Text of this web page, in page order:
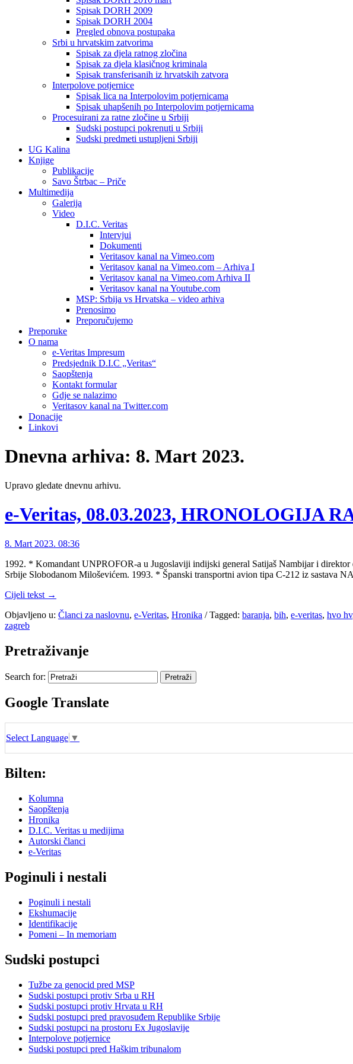
Spisak DORH 2009
Spisak DORH 2004
Pregled obnova postupaka
Srbi u hrvatskim zatvorima
Spisak za djela ratnog zločina
Spisak za djela klasičnog kriminala
Spisak transferisanih iz hrvatskih zatvora
Interpolove potjernice
Spisak lica na Interpolovim potjernicama
Spisak uhapšenih po Interpolovim potjernicama
Procesuirani za ratne zločine u Srbiji
Sudski postupci pokrenuti u Srbiji
Sudski predmeti ustupljeni Srbiji
UG Kalina
Knjige
Publikacije
Savo Štrbac – Priče
Multimedija
Galerija
Video
D.I.C. Veritas
Intervjui
Dokumenti
Veritasov kanal na Vimeo.com
Veritasov kanal na Vimeo.com – Arhiva I
Veritasov kanal na Vimeo.com Arhiva II
Veritasov kanal na Youtube.com
MSP: Srbija vs Hrvatska – video arhiva
Prenosimo
Preporučujemo
Preporuke
O nama
e-Veritas Impresum
Predsjednik D.I.C „Veritas“
Saopštenja
Kontakt formular
Gdje se nalazimo
Veritasov kanal na Twitter.com
Donacije
Linkovi
Dnevna arhiva: 8. Mart 2023.
Upravo gledate dnevnu arhivu.
e-Veritas, 08.03.2023, HRONOLOGIJA
8. Mart 2023. 08:36
1992. * Komandant UNPROFOR-a u Jugoslaviji indijski general Satijaš Nambijar i
Srbije Slobodanom Miloševićem. 1993. * Španski transportni avion tipa C-212 iz sastava
Cijeli tekst →
Objavljeno u: Članci za naslovnu, e-Veritas, Hronika /Tagged: baranja, bih, e-veritas, hvo hv
zagreb
Pretraživanje
Search for:
Google Translate
Select Language ▼
Bilten:
Kolumna
Saopštenja
Hronika
D.I.C. Veritas u medijima
Autorski članci
e-Veritas
Poginuli i nestali
Poginuli i nestali
Ekshumacije
Identifikacije
Pomeni – In memoriam
Sudski postupci
Tužbe za genocid pred MSP
Sudski postupci protiv Srba u RH
Sudski postupci protiv Hrvata u RH
Sudski postupci pred pravosuđem Republike Srbije
Sudski postupci na prostoru Ex Jugoslavije
Interpolove potjernice
Sudski postupci pred Haškim tribunalom